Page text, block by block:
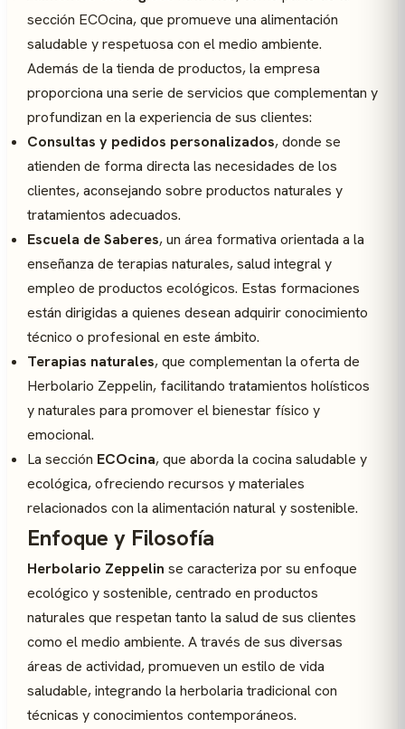
sección ECOcina, que promueve una alimentación
saludable y respetuosa con el medio ambiente.
Además de la tienda de productos, la empresa
proporciona una serie de servicios que complementan y
profundizan en la experiencia de sus clientes:
Consultas y pedidos personalizados, donde se
atienden de forma directa las necesidades de los
clientes, aconsejando sobre productos naturales y
tratamientos adecuados.
Escuela de Saberes, un área formativa orientada a la
enseñanza de terapias naturales, salud integral y
empleo de productos ecológicos. Estas formaciones
están dirigidas a quienes desean adquirir conocimiento
técnico o profesional en este ámbito.
Terapias naturales, que complementan la oferta de
Herbolario Zeppelin, facilitando tratamientos holísticos
y naturales para promover el bienestar físico y
emocional.
La sección ECOcina, que aborda la cocina saludable y
ecológica, ofreciendo recursos y materiales
relacionados con la alimentación natural y sostenible.
Enfoque y Filosofía
Herbolario Zeppelin se caracteriza por su enfoque
ecológico y sostenible, centrado en productos
naturales que respetan tanto la salud de sus clientes
como el medio ambiente. A través de sus diversas
áreas de actividad, promueven un estilo de vida
saludable, integrando la herbolaria tradicional con
técnicas y conocimientos contemporáneos.